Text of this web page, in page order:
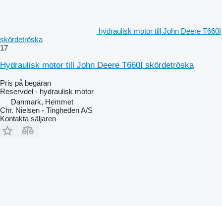
hydraulisk motor till John Deere T660I
skördetröska
17
Hydraulisk motor till John Deere T660I skördetröska
Pris på begäran
Reservdel - hydraulisk motor
Danmark, Hemmet
Chr. Nielsen - Tingheden A/S
Kontakta säljaren